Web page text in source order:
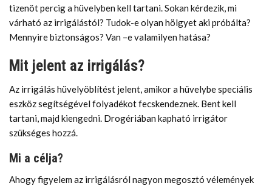
tizenöt percig a hüvelyben kell tartani. Sokan kérdezik, mi
várható az irrigálástól? Tudok-e olyan hölgyet aki próbálta?
Mennyire biztonságos? Van –e valamilyen hatása?
Mit jelent az irrigálás?
Az irrigálás hüvelyöblítést jelent, amikor a hüvelybe speciális
eszköz segítségével folyadékot fecskendeznek. Bent kell
tartani, majd kiengedni. Drogériában kapható irrigátor
szükséges hozzá.
Mi a célja?
Ahogy figyelem az irrigálásról nagyon megosztó vélemények